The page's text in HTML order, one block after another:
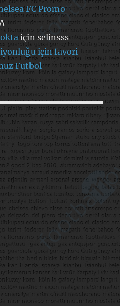
FC Promo –
içinselinsss
için favori
Futbol